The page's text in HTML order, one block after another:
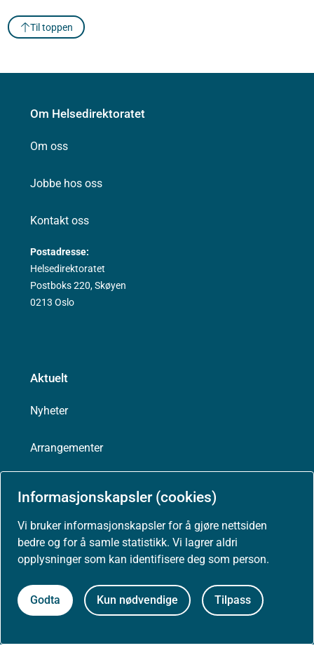
Informasjonskapsler (cookies)
Vi bruker informasjonskapsler for å gjøre nettsiden
bedre og for å samle statistikk. Vi lagrer aldri
opplysninger som kan identifisere deg som person.
Godta Kun nødvendige Tilpass
Til toppen
Om Helsedirektoratet
Om oss
Jobbe hos oss
Kontakt oss
Postadresse:
Helsedirektoratet
Postboks 220, Skøyen
0213 Oslo
Aktuelt
Nyheter
Arrangementer
Presse
Om nettstedet